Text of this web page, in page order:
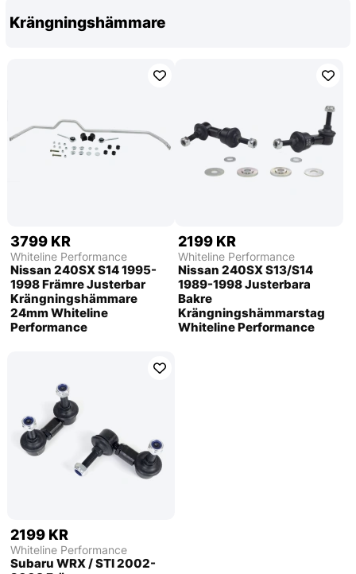
Krängningshämmare
3799 KR
Whiteline Performance
Nissan 240SX S14 1995-
1998 Främre Justerbar
Krängningshämmare
24mm Whiteline
Performance
2199 KR
Whiteline Performance
Nissan 240SX S13/S14
1989-1998 Justerbara
Bakre
Krängningshämmarstag
Whiteline Performance
2199 KR
Whiteline Performance
Subaru WRX / STI 2002-